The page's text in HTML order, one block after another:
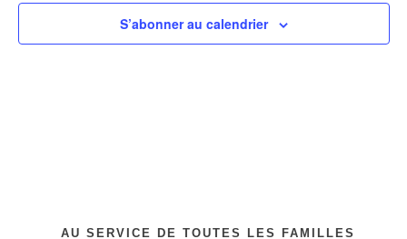
S’abonner au calendrier
AU SERVICE DE TOUTES LES FAMILLES